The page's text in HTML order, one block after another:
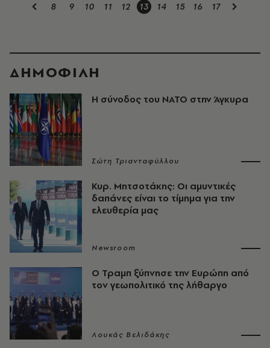
8 9 10 11 12 13 14 15 16 17
ΔΗΜΟΦΙΛΗ
Η σύνοδος του ΝΑΤΟ στην Άγκυρα
Σώτη Τριανταφύλλου
Κυρ. Μητσοτάκης: Οι αμυντικές
δαπάνες είναι το τίμημα για την
ελευθερία μας
Newsroom
Ο Τραμπ ξύπνησε την Ευρώπη από
τον γεωπολιτικό της λήθαργο
Λουκάς Βελιδάκης